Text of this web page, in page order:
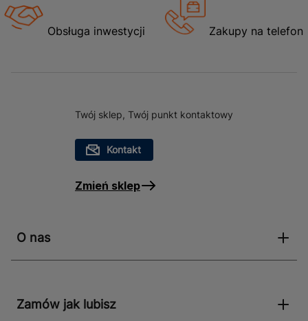
Obsługa inwestycji Zakupy na telefon
Twój sklep, Twój punkt kontaktowy
Kontakt
Zmień sklep
O nas
Zamów jak lubisz